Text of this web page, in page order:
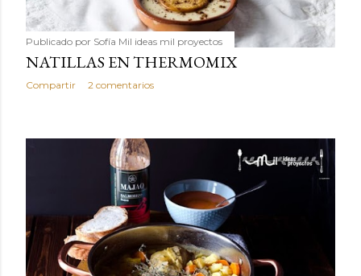
Publicado por Sofía Mil ideas mil proyectos
NATILLAS EN THERMOMIX
Compartir 2 comentarios